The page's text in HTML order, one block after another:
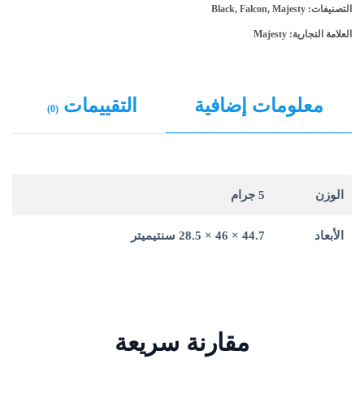
التصنيفات: Black,Falcon,Majesty
العلامة التجارية:Majesty
معلومات إضافية التقييمات(0)
الوزن
الأبعاد 44.7 × 46 × 28.5 سنتيميتر
مقارنة سريعة